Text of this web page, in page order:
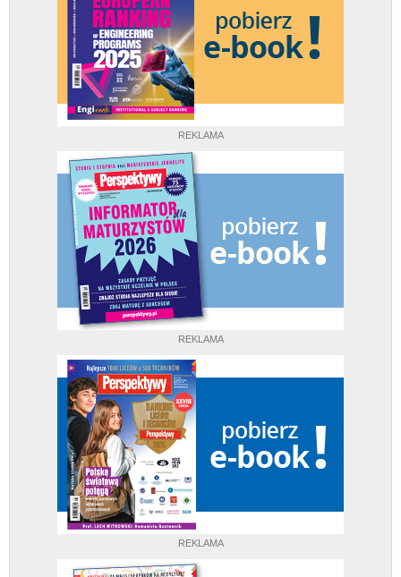
REKLAMA
REKLAMA
REKLAMA